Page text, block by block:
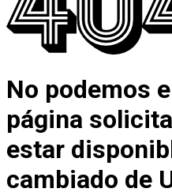
No podemos
página
estar
cambiado de